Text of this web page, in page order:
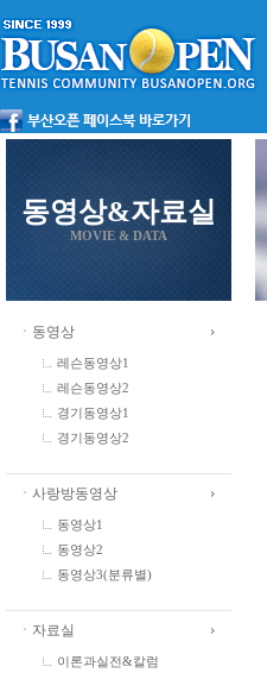
동영상&자료실
MOVIE & DATA
ㆍ동영상
레슨동영상1
레슨동영상2
경기동영상1
경기동영상2
ㆍ사랑방동영상
동영상1
동영상2
동영상3(분류별)
ㆍ자료실
이론과실전&칼럼